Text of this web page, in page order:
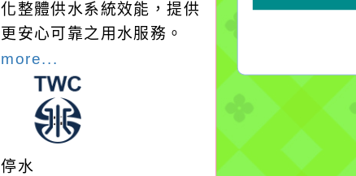
化整體供水系統效能，提供
更安心可靠之用水服務。
more...
停水